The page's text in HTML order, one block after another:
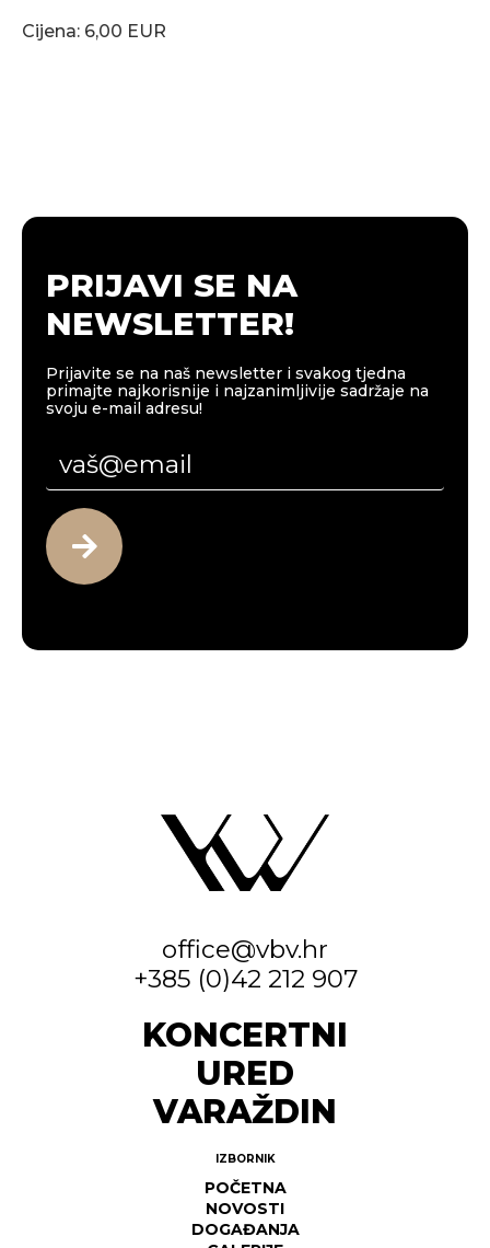
Cijena: 6,00 EUR
PRIJAVI SE NA
NEWSLETTER!
Prijavite se na naš newsletter i svakog tjedna
primajte najkorisnije i najzanimljivije sadržaje na
svoju e-mail adresu!
office@vbv.hr
+385 (0)42 212 907
KONCERTNI
URED
VARAŽDIN
IZBORNIK
POČETNA
NOVOSTI
DOGAĐANJA